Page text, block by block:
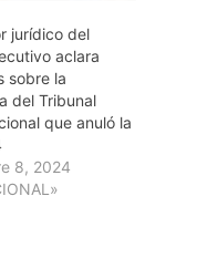
jurídico del
aclara
sobre la
del Tribunal
que anuló la
8, 2024